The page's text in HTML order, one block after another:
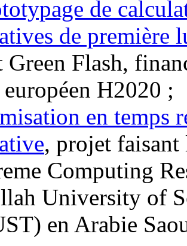
de
de première
Flash,
H2020 ;
en temps
, projet faisant
Computing
University of
en Arabie